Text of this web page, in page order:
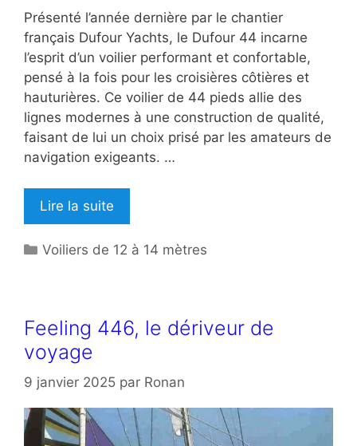
Présenté l’année dernière par le chantier
français Dufour Yachts, le Dufour 44 incarne
l’esprit d’un voilier performant et confortable,
pensé à la fois pour les croisières côtières et
hauturières. Ce voilier de 44 pieds allie des
lignes modernes à une construction de qualité,
faisant de lui un choix prisé par les amateurs de
navigation exigeants. …
Lire la suite
Catégories
Voiliers de 12 à 14 mètres
Feeling 446, le dériveur de
voyage
9 janvier 2025 par Ronan